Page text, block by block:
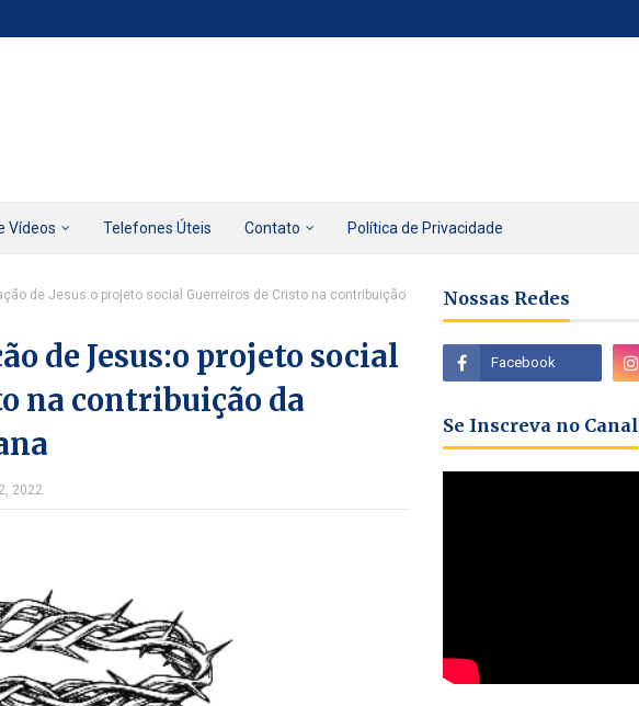
Vídeos Telefones Úteis Contato Política de Privacidade
de Jesus:o projeto social Guerreiros de Cristo na contribuição
de Jesus:o projeto social
na contribuição da
2022
Nossas Redes
Se Inscreva no Canal